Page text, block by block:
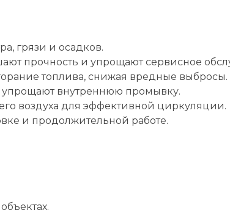
грязи и осадков.
прочность и упрощают сервисное
топлива, снижая вредные выбросы.
внутреннюю промывку.
воздуха для эффективной циркуляции.
и продолжительной работе.